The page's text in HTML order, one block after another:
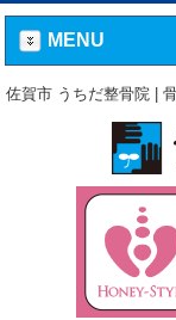
MENU
佐賀市 うちだ整骨院 |